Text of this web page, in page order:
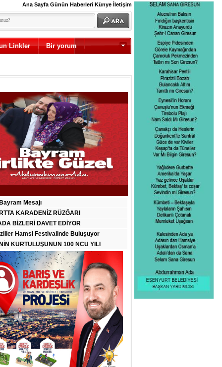
Ana Sayfa Günün Haberleri Künye İletişim
Linkler Bir yorum
Mesajı
KARADENİZ RÜZĞARI
BİZLERİ DAVET EDİYOR
Hamsi Festivalinde Buluşuyor
KURTULUŞUNUN 100 NCÜ YILI